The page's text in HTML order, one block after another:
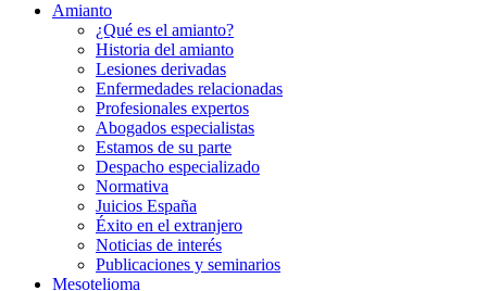
Amianto
¿Qué es el amianto?
Historia del amianto
Lesiones derivadas
Enfermedades relacionadas
Profesionales expertos
Abogados especialistas
Estamos de su parte
Despacho especializado
Normativa
Juicios España
Éxito en el extranjero
Noticias de interés
Publicaciones y seminarios
Mesotelioma